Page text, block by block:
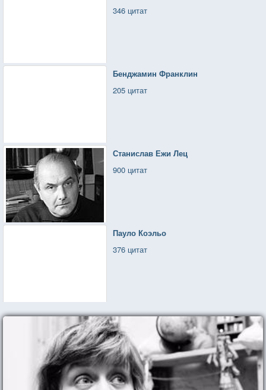
346 цитат
Бенджамин Франклин
205 цитат
Станислав Ежи Лец
900 цитат
Пауло Коэльо
376 цитат